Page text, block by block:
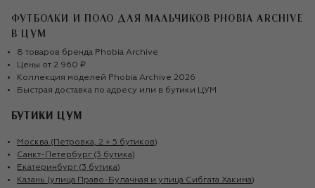
ФУТБОЛКИ И ПОЛО ДЛЯ МАЛЬЧИКОВ PHOBIA ARCHIVE
В ЦУМ
8 товаров бренда Phobia Archive
Цены от 2 960 ₽
Коллекция моделей Phobia Archive 2026
Быстрая доставка по адресу или в бутики ЦУМ
БУТИКИ ЦУМ
Москва (Петровка, 2 + 5 бутиков)
Санкт-Петербург (3 бутика)
Екатеринбург (3 бутика)
Казань (улица Право-Булачная и улица Сибгата Хакима)